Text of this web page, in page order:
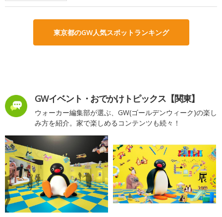
東京都のGW人気スポットランキング
GWイベント・おでかけトピックス【関東】
ウォーカー編集部が選ぶ、GW(ゴールデンウィーク)の楽し
み方を紹介。家で楽しめるコンテンツも続々！